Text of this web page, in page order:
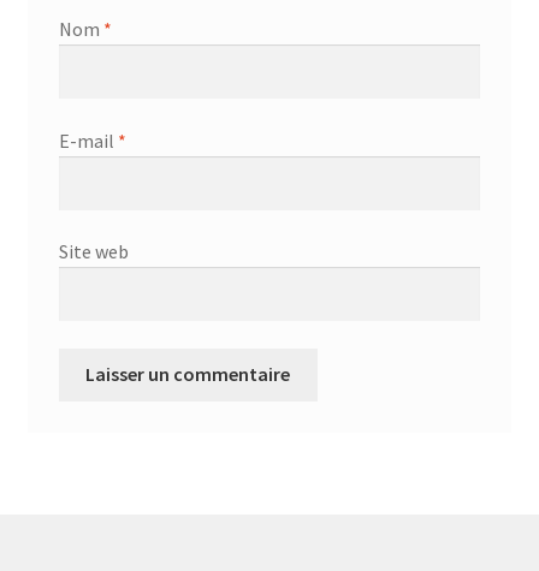
Nom *
E-mail *
Site web